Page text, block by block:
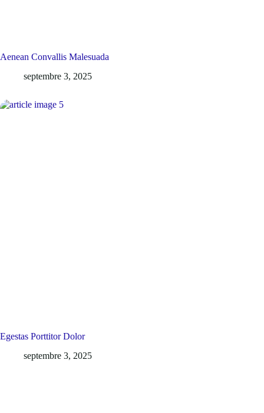
Aenean Convallis Malesuada
septembre 3, 2025
Egestas Porttitor Dolor
septembre 3, 2025